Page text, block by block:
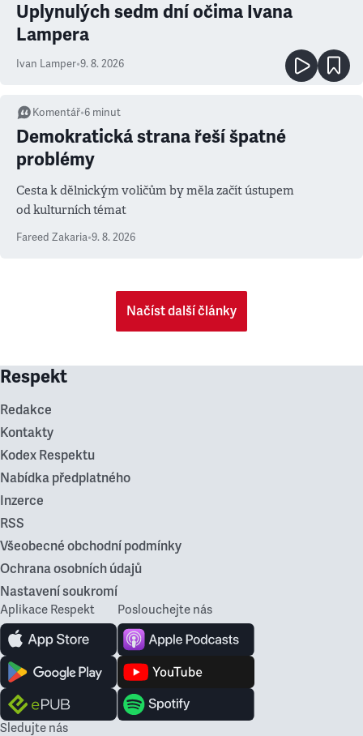
Uplynulých sedm dní očima Ivana
Lampera
Ivan Lamper•9. 8. 2026
Komentář•6 minut
Demokratická strana řeší špatné
problémy
Cesta k dělnickým voličům by měla začít ústupem
od kulturních témat
Fareed Zakaria•9. 8. 2026
Načíst další články
Respekt
Redakce
Kontakty
Kodex Respektu
Nabídka předplatného
Inzerce
RSS
Všeobecné obchodní podmínky
Ochrana osobních údajů
Nastavení soukromí
Aplikace Respekt Poslouchejte nás
Sledujte nás